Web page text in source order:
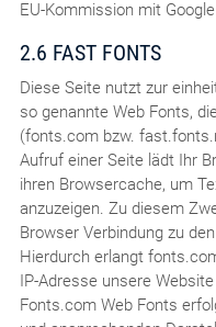
EU-Kommission mit
2.6 FAST FONTS
Diese Seite nutzt zur
so genannte Web Fonts,
(fonts.com bzw.
Aufruf einer Seite lädt Ihr
ihren Browsercache, um
anzuzeigen. Zu diesem
Browser Verbindung zu
Hierdurch erlangt
IP-Adresse unsere
Fonts.com Web Fonts